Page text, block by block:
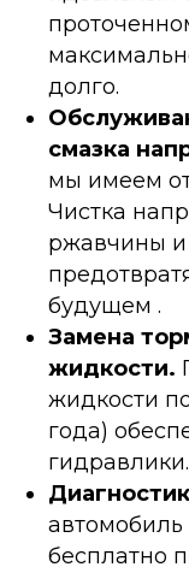
долго.
смазка
мы имеем
Чистка
ржавчины и
будущем .
Замена
жидкости.
жидкости
года)
гидравлики.
бесплатно